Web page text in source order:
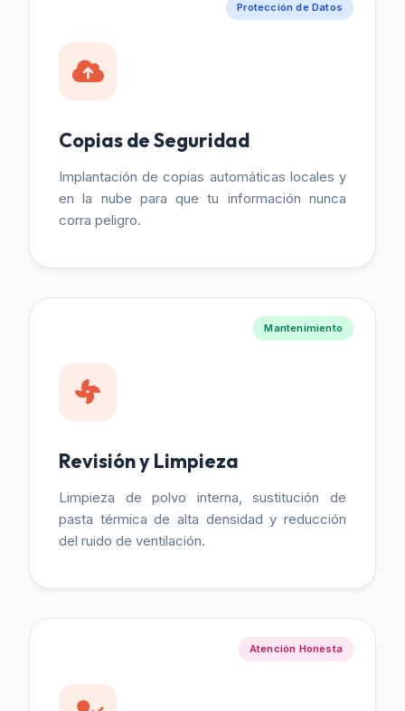
Protección de Datos
Copias de Seguridad
Implantación de copias automáticas locales y
en la nube para que tu información nunca
corra peligro.
Mantenimiento
Revisión y Limpieza
Limpieza de polvo interna, sustitución de
pasta térmica de alta densidad y reducción
del ruido de ventilación.
Atención Honesta